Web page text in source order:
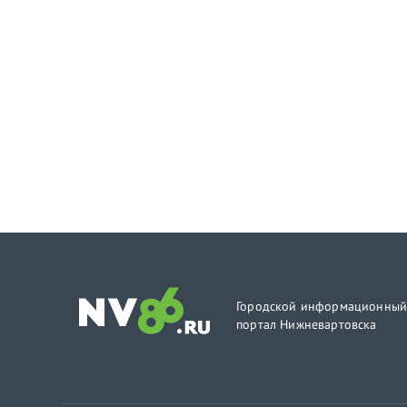
Городской информационный
портал Нижневартовска